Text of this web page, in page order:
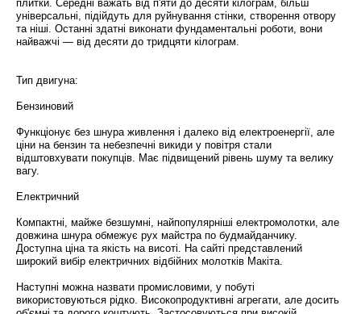
плитки. Середні важать від п'яти до десяти кілограм, більш
універсальні, підійдуть для руйнування стінки, створення отвору
та ніші. Останні здатні виконати фундаментальні роботи, вони
найважчі — від десяти до тридцяти кілограм.
Тип двигуна:
Бензиновий
Функціонує без шнура живлення і далеко від електроенергії, але
ціни на бензин та небезпечні викиди у повітря стали
відштовхувати покупців. Має підвищений рівень шуму та велику
вагу.
Електричний
Компактні, майже безшумні, найпопулярніші електромолотки, але
довжина шнура обмежує рух майстра по будмайданчику.
Доступна ціна та якість на висоті. На сайті представлений
широкий вибір електричних відбійних молотків Макіта.
Наступні можна назвати промисловими, у побуті
використовуються рідко. Високопродуктивні агрегати, але досить